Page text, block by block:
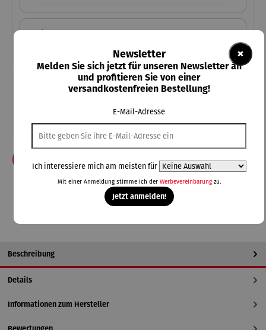
Teile diese Konfiguration
**Aufgrund von Neuberechnungen im Warenkorb sind abweichende
Endpreise möglich.
Beschreibung
Details
Informationen zum Hersteller
×
Newsletter
Melden Sie sich jetzt für unseren Newsletter an
und profitieren Sie von einer
versandkostenfreien Bestellung!
E-Mail-Adresse
Ich interessiere mich am meisten für
Mit einer Anmeldung stimme ich der Werbevereinbarungzu.
Jetzt anmelden!